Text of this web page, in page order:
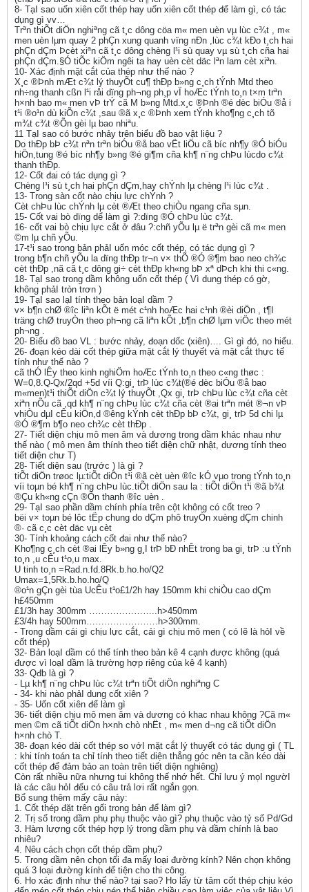
8- TạI sao uốn xiên cốt thép hay uốn xiên cốt thép để làm gì, có tác
dụng gì vv…
Trªn thiÕt diÖn nghiªng cã t¸c dông cöa m« men uèn vµ lùc c¾t , m«
men uèn lµm quay 2 phÇn xung quanh vïng nÐn ,lùc c¾t kÐo t¸ch hai
phÇn dÇm Þcèt xiªn cã t¸c dông chèng l¹i sù quay vµ sù t¸ch cña hai
phÇn dÇm.§Ó tiÕc kiÖm ng­êi ta hay uèn cèt däc lªn lam cèt xiªn.
10- Xác định mặt cắt của thép như thế nào ?
X¸c ®Þnh mÆt c¾t lý thuyÕt cu¶ thÐp b»ng c¸ch tÝnh Mtd theo
nh÷ng thanh cßn l¹i råi dïng ph­¬ng ph¸p vÏ hoÆc tÝnh to¸n t×m trªn
h×nh bao m« men vÞ trÝ cã M b»ng Mtd.x¸c ®Þnh ®é dèc biÓu ®å i
t¹i ®o¹n dù kiÕn c¾t ,sau ®ã x¸c ®Þnh xem tÝnh kho¶ng c¸ch tõ
m¾t c¾t ®Õn gèi lµ bao nhiªu.
11 TạI sao có bước nhảy trên biểu đồ bao vật liệu ?
Do thÐp bÞ c¾t nªn trªn biÓu ®å bao vËt liÖu cã b­íc nh¶y ®Ó biÓu
hiÖn,tung ®é b­íc nh¶y b»ng ®é gi¶m cña kh¶ n¨ng chÞu lùcdo c¾t
thanh thÐp.
12- Cốt đai có tác dụng gì ?
Chèng l¹i sù t¸ch hai phÇn dÇm,hay chÝnh lµ chèng l¹i lùc c¾t .
13- Trong sàn cốt nào chịu lực chÝnh ?
Cèt chÞu lùc chÝnh lµ cèt ®Æt theo chiÒu ngang cña sµn.
15- Cốt vai bò dïng dể làm gì ?:dïng ®Ó chÞu lùc c¾t.
16- cốt vai bò chịu lực cắt ở đâu ?:chñ yÕu lµ ë trªn gèi cã m« men
©m lµ chñ yÕu.
17-t¹i sao trong bản phảI uốn móc cốt thép, có tác dụng gì ?
trong b¶n chñ yÕu la dïng thÐp tr¬n v× thÕ ®Ó ®¶m bao neo ch¾c
cèt thÐp ,nã cã t¸c dông gi÷ cèt thÐp kh«ng bÞ xª dÞch khi thi c«ng.
18- TạI sao trong dầm không uốn cốt thép ( Vì dung thép có gờ,
không phảI tròn trơn )
19- TạI sao lạI tính theo bản loạI dầm ?
v× b¶n chØ ®­îc liªn kÕt ë mét c¹nh hoÆc hai c¹nh ®èi diÖn , t¶I
träng chØ truyÒn theo ph­¬ng cã liªn kÕt ,b¶n chØ lµm viÖc theo mét
ph­¬ng .
20- Biểu đồ bao VL : bước nhảy, đoạn dốc (xiên)…. Gì gì đó, no hiểu.
26- đoạn kéo dài cốt thép giữa mặt cắt lý thuyết và mặt cắt thực tế
tính như thế nào ?
cã thÓ lÊy theo kinh nghiÖm hoÆc tÝnh to¸n theo c«ng thøc :
W=0,8.Q-Qx/2qd +5d víi Q:gi¸ trÞ lùc c¾t(®é dèc biÓu ®å bao
m«men)t¹i thiÕt diÖn c¾t lý thuyÕt ,Qx gi¸ trÞ chÞu lùc c¾t cña cèt
xiªn nÕu cã ,qd kh¶ n¨ng chÞu lùc c¾t cña cèt ®ai trªn mét ®¬n vÞ
vhiÒu dµI cÊu kiÖn,d ®­êng kÝnh cèt thÐp bÞ c¾t, gi¸ trÞ 5d chi lµ
®Ó ®¶m b¶o neo ch¾c cèt thÐp .
27- Tiết diện chịu mô men âm và dương trong dầm khác nhau như
thế nào ( mô men âm thính theo tiết diện chữ nhật, dương tính theo
tiết diện chư T)
28- Tiết diện sau (trước ) là gì ?
tiÕt diÖn trøoc lµ:tiÕt diÖn t¹i ®ã cèt uèn ®­îc kÓ vµo trong tÝnh to¸n
víi toµn bé kh¶ n¨ng chÞu lùc.tiÕt diÖn sau la : tiÕt diÖn t¹i ®ã b¾t
®Çu kh«ng cÇn ®Õn thanh ®­îc uèn .
29- TạI sao phần dầm chính phía trên cột không có cốt treo ?
bëi v× toµn bé lôc tËp chung do dÇm phô truyÒn xuèng dÇm chinh
®· cã c¸c cèt däc vµ cèt
30- Tính khoảng cách cốt đai như thế nào?
Kho¶ng c¸ch cèt ®ai lÊy b»ng g¸I trÞ bÐ nhÊt trong ba gi¸ trÞ :u tÝnh
to¸n ,u cÊu t¹o,u max.
U tinh to¸n =Rad.n.fd.8Rk.b.ho.ho/Q2
Umax=1,5Rk.b.ho.ho/Q
®o¹n gÇn gèi tùa UcÊu t¹o£1/2h hay 150mm khi chiÒu cao dÇm
h£450mm
£1/3h hay 300mm …………………..h>450mm
£3/4h hay 500mm……………………h>300mm.
- Trong dầm cái gì chịu lực cắt, cái gì chịu mô men ( có lẽ là hỏI về
cốt thép)
32- Bản loạI dầm có thể tính theo bản kê 4 cạnh được không (quá
được vì loạI dầm là trường hợp riêng của kê 4 kạnh)
33- Qđb là gì ?
- Lµ kh¶ n¨ng chÞu lùc c¾t trªn tiÕt diÖn nghiªng C
- 34- khi nào phảI dung cốt xiên ?
- 35- Uốn cốt xiên để làm gì
36- tiết diện chịu mô men âm và dương có khac nhau không ?Cã m«
men ©m cã tiÕt diÖn h×nh chò nhËt , m« men d­¬ng cã tiÕt diÖn
h×nh chò T.
38- đoạn kéo dài cốt thép so vớI mặt cắt lý thuyết có tác dụng gì ( TL
: khi tính toán ta chỉ tính theo tiết diện thẳng góc nên ta cần kéo dài
cốt thép để đảm bảo an toàn trên tiết diện nghiêng)
Còn rất nhiều nữa nhưng tui không thế nhớ hết. Chỉ lưu ý mọI ngườI
là các câu hỏI đếu có câu trả lơi rất ngắn gọn.
Bổ sung thêm mấy câu này:
1. Cốt thép đặt trên gối trong bản để làm gì?
2. Trị số trong dầm phụ phụ thuộc vào gì? phụ thuộc vào tỷ số Pd/Gd
3. Hàm lượng cốt thép hợp lý trong dầm phụ và dầm chính là bao
nhiêu?
4. Nêu cách chọn cốt thép dầm phụ?
5. Trong dầm nên chọn tối đa mấy loại đường kính? Nên chọn không
quá 3 loại đường kính để tiện cho thi công.
6. Ho xác định như thế nào? tại sao? Ho lấy từ tâm cốt thép chịu kéo